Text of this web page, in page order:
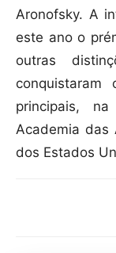
Aronofsky. A
este ano o
outras
principais,
Academia das
dos Estados